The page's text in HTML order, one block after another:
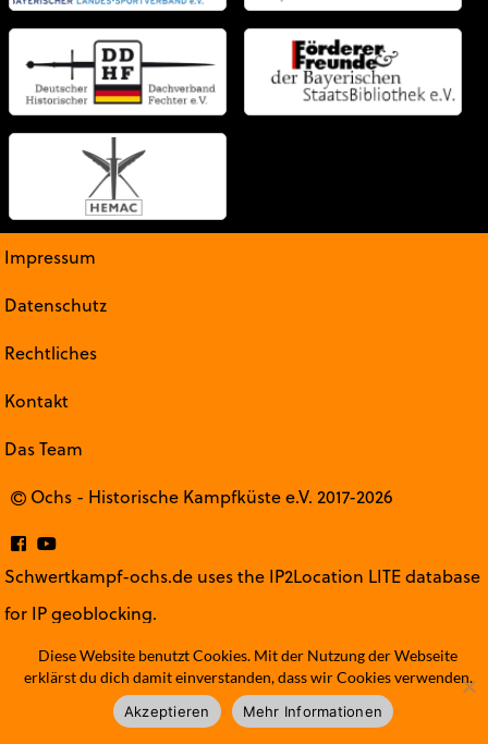
Impressum
Datenschutz
Rechtliches
Kontakt
Das Team
Ochs - Historische Kampfküste e.V. 2017-2026
Schwertkampf-ochs.de uses the IP2Location LITE database
for IP geoblocking.
Diese Website benutzt Cookies. Mit der Nutzung der Webseite
erklärst du dich damit einverstanden, dass wir Cookies verwenden.
Akzeptieren Mehr Informationen